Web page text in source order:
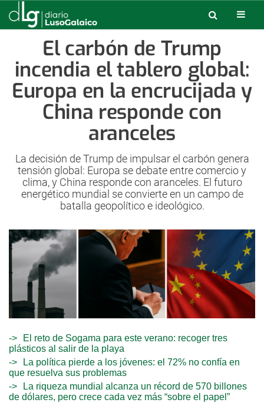
El carbón de Trump
incendia el tablero global:
Europa en la encrucijada y
China responde con
aranceles
La decisión de Trump de impulsar el carbón genera
tensión global: Europa se debate entre comercio y
clima, y China responde con aranceles. El futuro
energético mundial se convierte en un campo de
batalla geopolítico e ideológico.
El reto de Sogama para este verano: recoger tres
plásticos al salir de la playa
La política pierde a los jóvenes: el 72% no confía en
que resuelva sus problemas
La riqueza mundial alcanza un récord de 570 billones
de dólares, pero crece cada vez más “sobre el papel”